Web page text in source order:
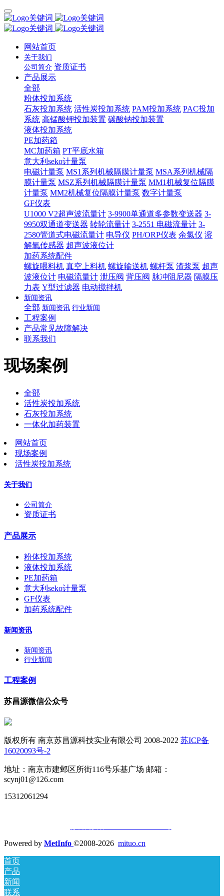
网站首页
关于我们
公司简介 资质证书
产品展示
全部
粉体投加系统
石灰投加系统 活性炭投加系统 PAM投加系统 PAC投加
系统 高锰酸钾投加装置 碳酸钠投加装置
液体投加系统
PE加药箱
MC加药箱 PT平底水箱
意大利seko计量泵
电磁计量泵 MS1系列机械隔膜计量泵 MSA系列机械隔
膜计量泵 MSZ系列机械隔膜计量泵 MM1机械复位隔膜
计量泵 MM2机械复位隔膜计量泵 数字计量泵
GF仪表
U1000 V2超声波流量计 3-9900单通道多参数变送器 3-
9950双通道变送器 转轮流量计 3-2551 电磁流量计 3-
2580管道式电磁流量计 电导仪 PH/ORP仪表 余氯仪 溶
解氧传感器 超声波液位计
加药系统配件
螺旋喂料机 真空上料机 螺旋输送机 螺杆泵 渣浆泵 超声
波液位计 电磁流量计 泄压阀 背压阀 脉冲阻尼器 隔膜压
力表 Y型过滤器 电动搅拌机
新闻资讯
全部 新闻资讯 行业新闻
工程案例
产品常见故障解决
联系我们
现场案例
全部
活性炭投加系统
石灰投加系统
一体化加药装置
网站首页
现场案例
活性炭投加系统
关于我们
公司简介
资质证书
产品展示
粉体投加系统
液体投加系统
PE加药箱
意大利seko计量泵
GF仪表
加药系统配件
新闻资讯
新闻资讯
行业新闻
工程案例
苏昌源微信公众号
版权所有 南京苏昌源科技实业有限公司 2008-2022 苏ICP备
16020093号-2
地址：南京市建邺区所街116号乐基广场 邮箱：
scynj01@126.com
15312061294
Powered by MetInfo ©2008-2026 mituo.cn
首页
产品
新闻
联系